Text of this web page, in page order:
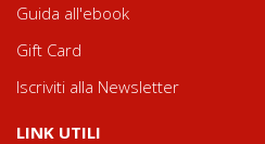
Guida all'ebook
Gift Card
Iscriviti alla Newsletter
LINK UTILI